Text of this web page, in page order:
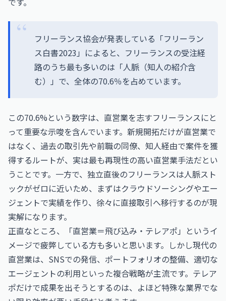
フリーランス協会が発表している「フリーラン
ス白書2023」によると、フリーランスの受注経
路のうち最も多いのは「人脈（知人の紹介含
む）」で、全体の70.6％を占めています。
この70.6%という数字は、直営業を志すフリーランスにと
って重要な示唆を含んでいます。新規開拓だけが直営業で
はなく、過去の取引先や前職の同僚、知人経由で案件を獲
得するルートが、実は最も再現性の高い直営業手法だとい
うことです。一方で、独立直後のフリーランスは人脈スト
ックがゼロに近いため、まずはクラウドソーシングやエー
ジェントで実績を作り、徐々に直接取引へ移行するのが現
実解になります。
正直なところ、「直営業＝飛び込み・テレアポ」というイ
メージで疲弊している方も多いと思います。しかし現代の
直営業は、SNSでの発信、ポートフォリオの整備、適切な
エージェントの利用といった複合戦略が主流です。テレア
ポだけで成果を出そうとするのは、よほど特殊な業界でな